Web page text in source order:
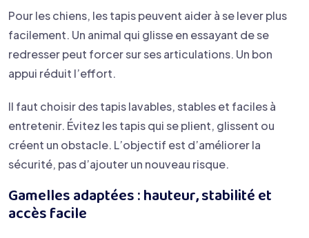
Pour les chiens, les tapis peuvent aider à se lever plus
facilement. Un animal qui glisse en essayant de se
redresser peut forcer sur ses articulations. Un bon
appui réduit l’effort.
Il faut choisir des tapis lavables, stables et faciles à
entretenir. Évitez les tapis qui se plient, glissent ou
créent un obstacle. L’objectif est d’améliorer la
sécurité, pas d’ajouter un nouveau risque.
Gamelles adaptées : hauteur, stabilité et
accès facile